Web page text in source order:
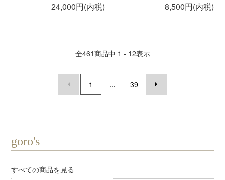
24,000円(内税)
8,500円(内税)
全461商品中 1 - 12表示
1 ... 39
goro's
すべての商品を見る